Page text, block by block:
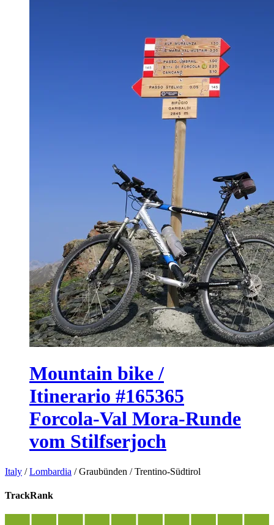
Mountain bike /
Itinerario #165365
Forcola-Val Mora-Runde
vom Stilfserjoch
Italy /Lombardia /Graubünden /Trentino-Südtirol
TrackRank